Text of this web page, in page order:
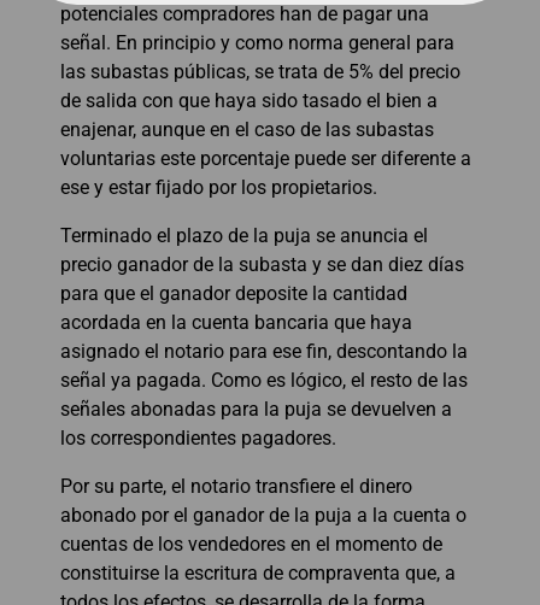
potenciales compradores han de pagar una
señal. En principio y como norma general para
las subastas públicas, se trata de 5% del precio
de salida con que haya sido tasado el bien a
enajenar, aunque en el caso de las subastas
voluntarias este porcentaje puede ser diferente a
ese y estar fijado por los propietarios.
Terminado el plazo de la puja se anuncia el
precio ganador de la subasta y se dan diez días
para que el ganador deposite la cantidad
acordada en la cuenta bancaria que haya
asignado el notario para ese fin, descontando la
señal ya pagada. Como es lógico, el resto de las
señales abonadas para la puja se devuelven a
los correspondientes pagadores.
Por su parte, el notario transfiere el dinero
abonado por el ganador de la puja a la cuenta o
cuentas de los vendedores en el momento de
constituirse la escritura de compraventa que, a